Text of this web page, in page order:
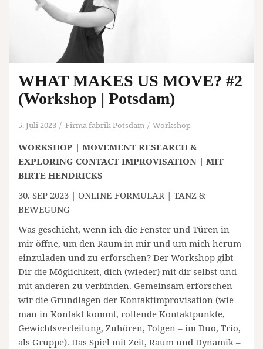
WHAT MAKES US MOVE? #2
(Workshop | Potsdam)
5. Juli 2023 Firma fabrik Potsdam Workshop
WORKSHOP | MOVEMENT RESEARCH &
EXPLORING CONTACT IMPROVISATION | MIT
BIRTE HENDRICKS
30. SEP 2023 | ONLINE-FORMULAR | TANZ &
BEWEGUNG
Was geschieht, wenn ich die Fenster und Türen in
mir öffne, um den Raum in mir und um mich herum
einzuladen und zu erforschen? Der Workshop gibt
Dir die Möglichkeit, dich (wieder) mit dir selbst und
mit anderen zu verbinden. Gemeinsam erforschen
wir die Grundlagen der Kontaktimprovisation (wie
man in Kontakt kommt, rollende Kontaktpunkte,
Gewichtsverteilung, Zuhören, Folgen – im Duo, Trio,
als Gruppe). Das Spiel mit Zeit, Raum und Dynamik –